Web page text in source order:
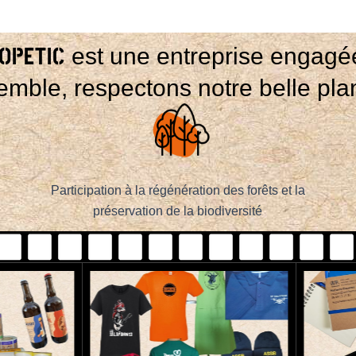
est une entreprise
respectons notre belle
Participation à la régénération des forêts et la
préservation de la biodiversité